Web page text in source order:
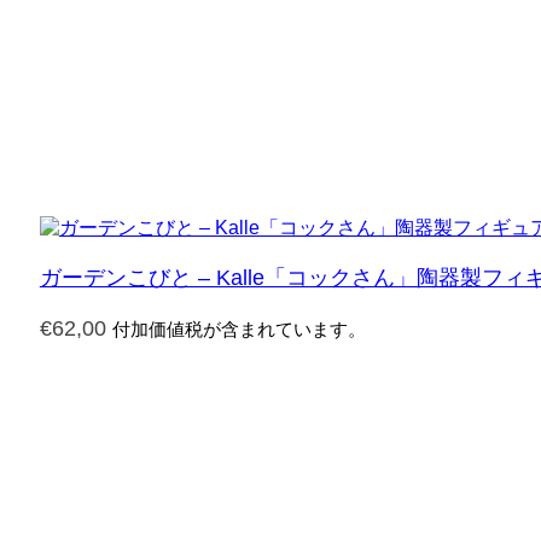
ガーデンこびと – Kalle「コックさん」陶器製フィ
€62,00 付加価値税が含まれています。